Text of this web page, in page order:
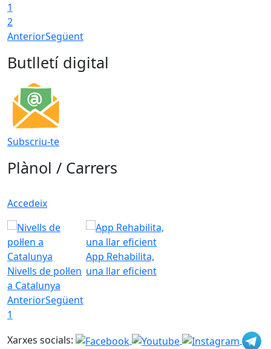
1
2
AnteriorSegüent
Butlletí digital
Subscriu-te
Plànol / Carrers
Accedeix
Nivells de pol·len
a Catalunya
App Rehabilita,
una llar eficient
AnteriorSegüent
1
Xarxes socials: